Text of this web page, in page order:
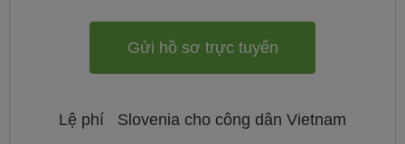
Gửi hồ sơ trực tuyến
Lệ phí Slovenia cho công dân Vietnam